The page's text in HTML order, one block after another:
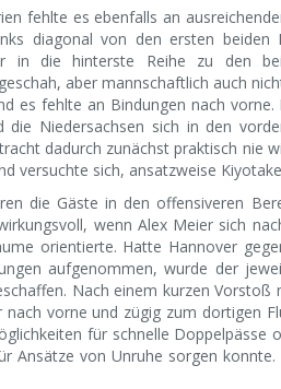
fehlte es ebenfalls an
diagonal von den ersten
in die hinterste Reihe zu den
aber mannschaftlich auch
es fehlte an Bindungen nach
die Niedersachsen sich in den
dadurch zunächst praktisch nie
versuchte sich, ansatzweise
die Gäste in den offensiveren
wenn Alex Meier sich
orientierte. Hatte Hannover
aufgenommen, wurde der
Nach einem kurzen
nach vorne und zügig zum dortigen
für schnelle Doppelpässe
Ansätze von Unruhe sorgen